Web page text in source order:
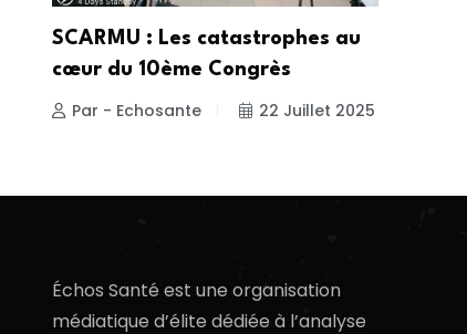
SCARMU : Les catastrophes au
cœur du 10ème Congrès
Par - Echosante 22 Juillet 2025
Échos Santé est une organisation
médiatique d’élite dédiée à l’analyse